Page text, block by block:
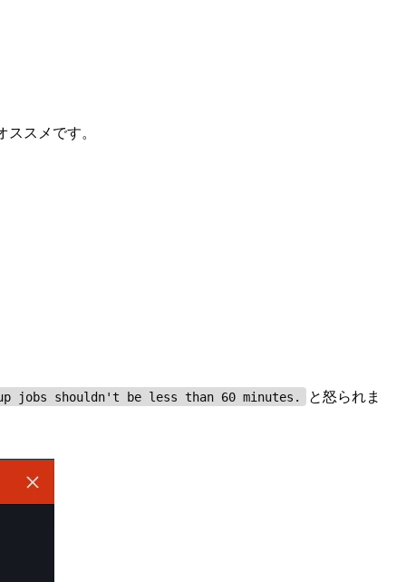
スメです。
jobs shouldn't be less than 60 minutes. と怒られま